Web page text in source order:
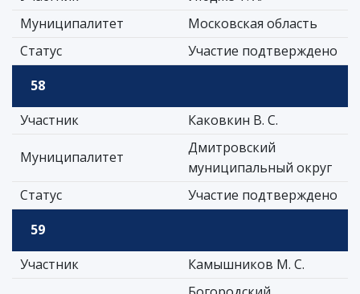
Муниципалитет
Московская область
Статус
Участие подтверждено
58
Участник
Каковкин В. С.
Муниципалитет
Дмитровский
муниципальный округ
Статус
Участие подтверждено
59
Участник
Камышников М. С.